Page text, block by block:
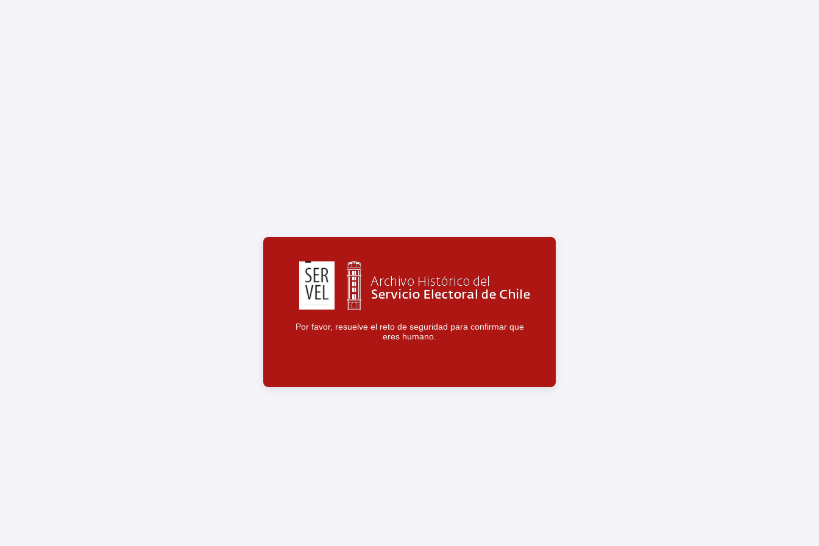
Por favor, resuelve el reto de seguridad para confirmar que
eres humano.